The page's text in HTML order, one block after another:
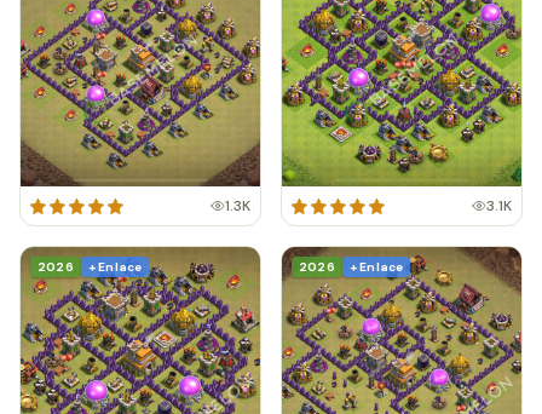
1.3K 3.1K
2026 + Enlace 2026 + Enlace